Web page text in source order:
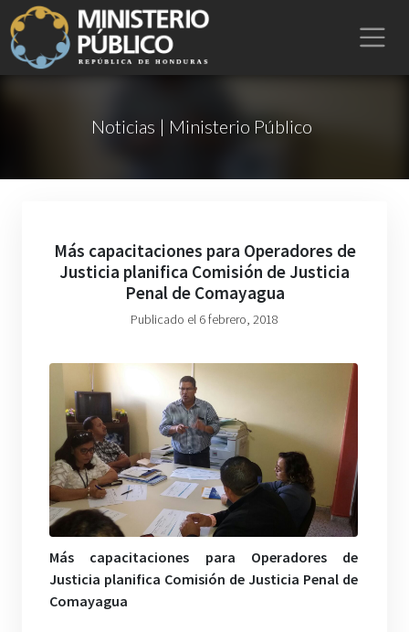
Noticias | Ministerio Público
Más capacitaciones para Operadores de
Justicia planifica Comisión de Justicia
Penal de Comayagua
Publicado el 6 febrero, 2018
Más capacitaciones para Operadores de
Justicia planifica Comisión de Justicia Penal de
Comayagua